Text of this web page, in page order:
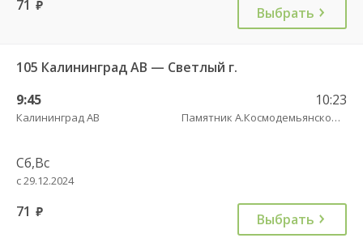
71 руб. Выбрать
105 Калининград АВ — Светлый г.
9:45
Калининград АВ
10:23
Памятник А.Космодемьянскому(Балтийское шоссе) трасса
Сб,Вс
с 29.12.2024
71 руб. Выбрать